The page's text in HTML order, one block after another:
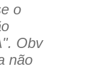
o
Obv
não